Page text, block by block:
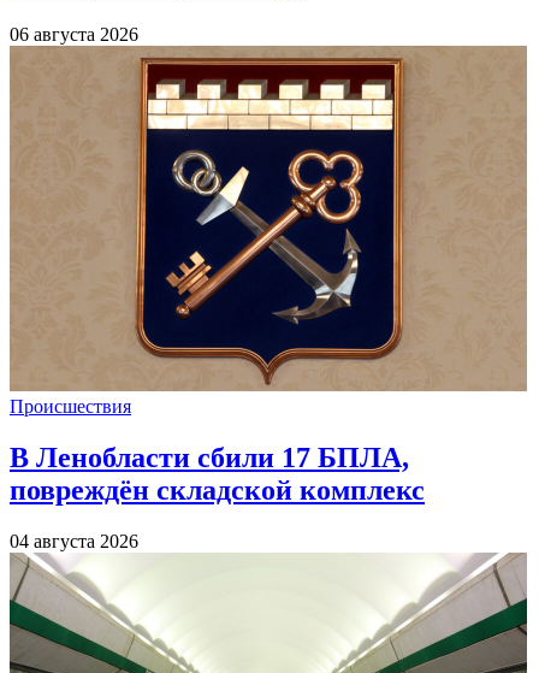
06 августа 2026
Происшествия
В Ленобласти сбили 17 БПЛА,
повреждён складской комплекс
04 августа 2026